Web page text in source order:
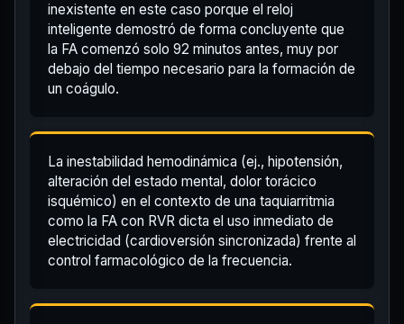
inexistente en este caso porque el reloj
inteligente demostró de forma concluyente que
la FA comenzó solo 92 minutos antes, muy por
debajo del tiempo necesario para la formación de
un coágulo.
La inestabilidad hemodinámica (ej., hipotensión,
alteración del estado mental, dolor torácico
isquémico) en el contexto de una taquiarritmia
como la FA con RVR dicta el uso inmediato de
electricidad (cardioversión sincronizada) frente al
control farmacológico de la frecuencia.